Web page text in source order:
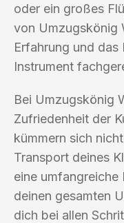
oder ein großes
von Umzugskönig
Erfahrung und
Instrument
Bei Umzugskönig
Zufriedenheit der
kümmern sich
Transport deines
eine umfangreiche
deinen gesamten
dich bei allen